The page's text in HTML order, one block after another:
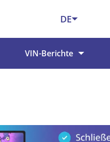
DE
VIN-Berichte